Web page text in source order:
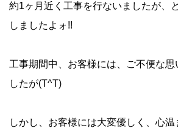
約1ヶ月近く工事を行ないましたが、
しましたよォ!!
工事期間中、お客様には、ご不便な思
したが(T^T)
しかし、お客様には大変優しく、心